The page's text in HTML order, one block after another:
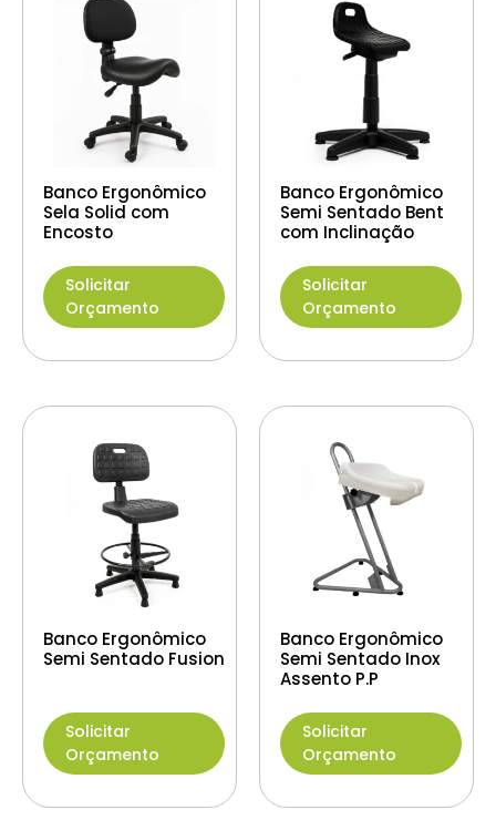
Banco Ergonômico
Sela Solid com
Encosto
Solicitar
Orçamento
Banco Ergonômico
Semi Sentado Bent
com Inclinação
Solicitar
Orçamento
Banco Ergonômico
Semi Sentado Fusion
Solicitar
Orçamento
Banco Ergonômico
Semi Sentado Inox
Assento P.P
Solicitar
Orçamento